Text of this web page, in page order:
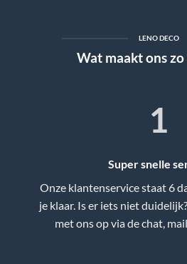
LENO DECO
Wat maakt ons zo
1
Super snelle
Onze klantenservice staat 6
je klaar. Is er iets niet
met ons op via de chat,